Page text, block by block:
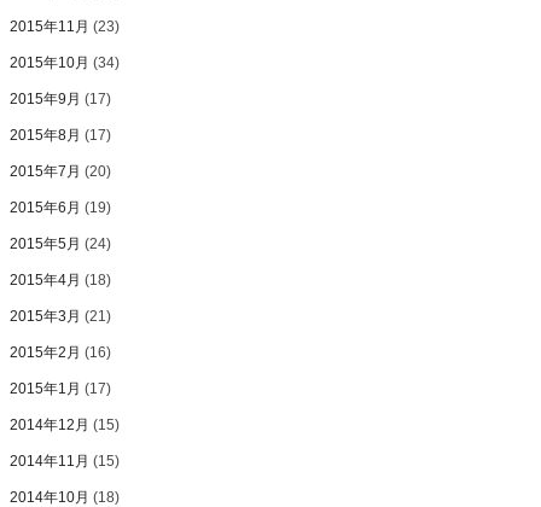
2015年11月 (23)
2015年10月 (34)
2015年9月 (17)
2015年8月 (17)
2015年7月 (20)
2015年6月 (19)
2015年5月 (24)
2015年4月 (18)
2015年3月 (21)
2015年2月 (16)
2015年1月 (17)
2014年12月 (15)
2014年11月 (15)
2014年10月 (18)